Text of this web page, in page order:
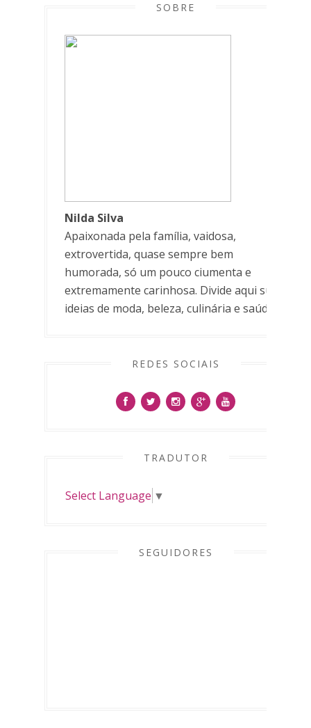
SOBRE
Nilda Silva
Apaixonada pela família, vaidosa,
extrovertida, quase sempre bem
humorada, só um pouco ciumenta e
extremamente carinhosa. Divide aqui suas
ideias de moda, beleza, culinária e saúde.
REDES SOCIAIS
TRADUTOR
Select Language ▼
SEGUIDORES